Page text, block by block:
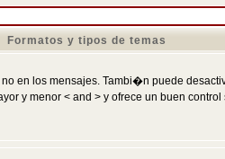
Formatos y tipos de temas
en los mensajes. Tambi�n puede
y menor < and > y ofrece un buen